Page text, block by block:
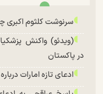
سرنوشت کلثوم اکبری
(ویدئو) واکنش
در پاکستان
ادعای تازه امارات